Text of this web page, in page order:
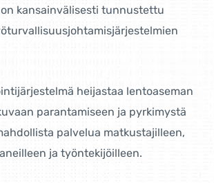
kansainvälisesti tunnustettu
heijastaa lentoaseman
parantamiseen ja pyrkimystä
palvelua matkustajilleen,
ja työntekijöilleen.